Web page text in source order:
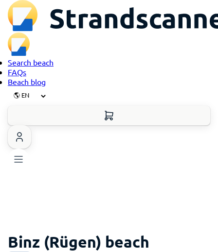
Search beach
FAQs
Beach blog
Binz (Rügen) beach